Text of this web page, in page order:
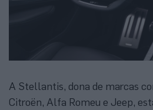
A Stellantis, dona de marcas
Citroën, Alfa Romeu e Jeep,